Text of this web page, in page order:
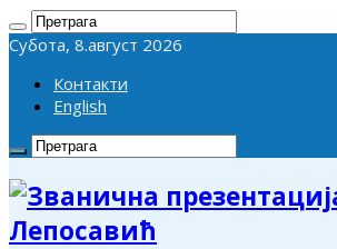
Субота, 8.август 2026
Контакти
English
Лепосавић